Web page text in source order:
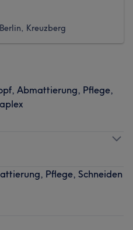
Kreuzberg
Abmattierung, Pflege,
Pflege, Schneiden